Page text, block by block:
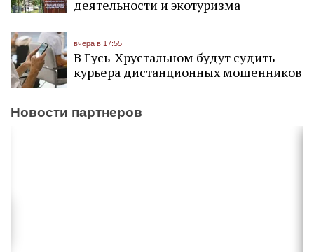
деятельности и экотуризма
вчера в 17:55
В Гусь-Хрустальном будут судить
курьера дистанционных мошенников
Новости партнеров